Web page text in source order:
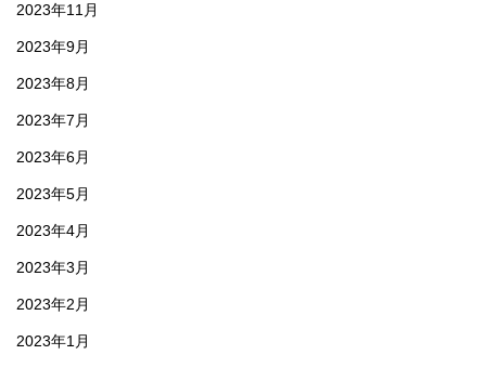
2023年11月
2023年9月
2023年8月
2023年7月
2023年6月
2023年5月
2023年4月
2023年3月
2023年2月
2023年1月